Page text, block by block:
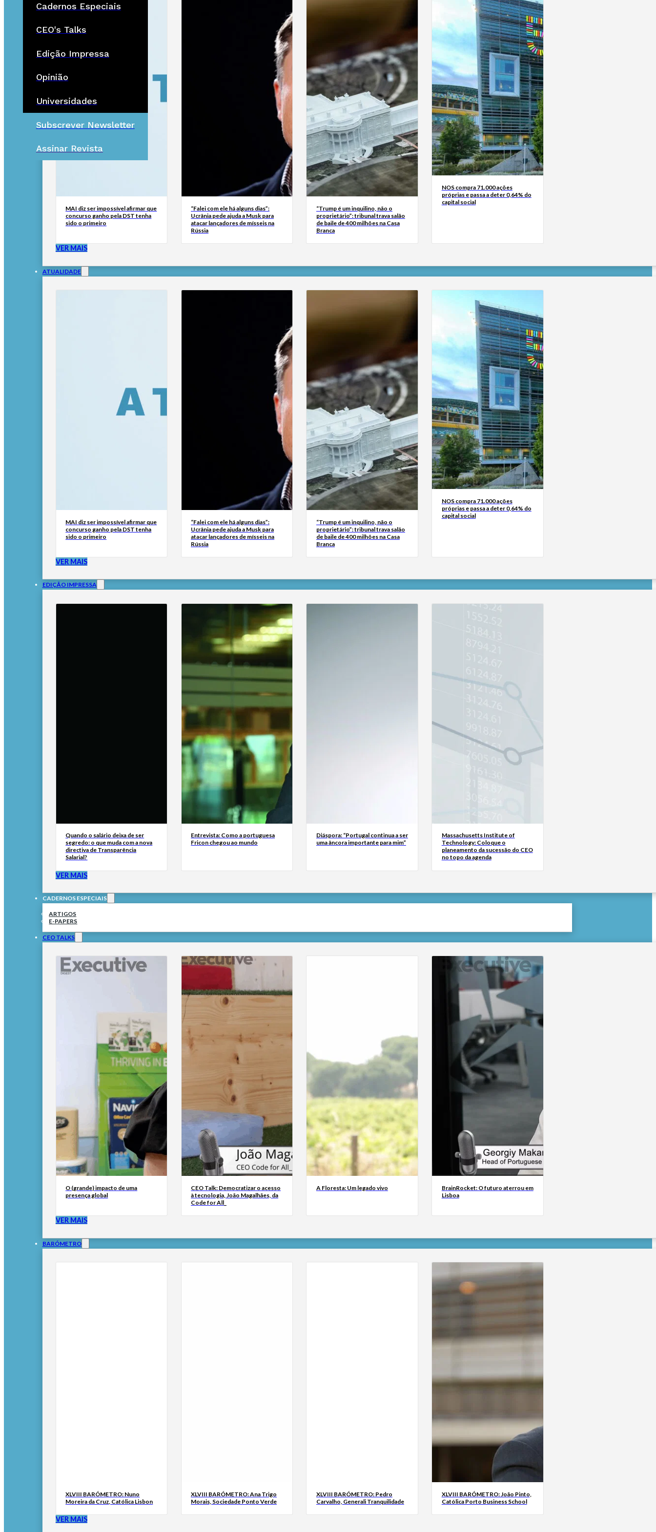
Cadernos Especiais
CEO's Talks
Edição Impressa
Opinião
Universidades
Subscrever Newsletter
Assinar Revista
MAI diz ser impossível afirmar que
concurso ganho pela DST tenha
sido o primeiro
“Falei com ele há alguns dias”:
Ucrânia pede ajuda a Musk para
atacar lançadores de mísseis na
Rússia
“Trump é um inquilino, não o
proprietário”: tribunal trava salão
de baile de 400 milhões na Casa
Branca
NOS compra 71.000 ações
próprias e passa a deter 0,64% do
capital social
VER MAIS
ATUALIDADE
MAI diz ser impossível afirmar que
concurso ganho pela DST tenha
sido o primeiro
“Falei com ele há alguns dias”:
Ucrânia pede ajuda a Musk para
atacar lançadores de mísseis na
Rússia
“Trump é um inquilino, não o
proprietário”: tribunal trava salão
de baile de 400 milhões na Casa
Branca
NOS compra 71.000 ações
próprias e passa a deter 0,64% do
capital social
VER MAIS
EDIÇÃO IMPRESSA
Quando o salário deixa de ser
segredo: o que muda com a nova
directiva de Transparência
Salarial?
Entrevista: Como a portuguesa
Fricon chegou ao mundo
Diáspora: “Portugal continua a ser
uma âncora importante para mim”
Massachusetts Institute of
Technology: Coloque o
planeamento da sucessão do CEO
no topo da agenda
VER MAIS
CADERNOS ESPECIAIS
ARTIGOS
E-PAPERS
CEO TALKS
O (grande) impacto de uma
presença global
CEO Talk: Democratizar o acesso
à tecnologia, João Magalhães, da
Code for All_
A Floresta: Um legado vivo
BrainRocket: O futuro aterrou em
Lisboa
VER MAIS
BARÓMETRO
XLVIII BARÓMETRO: Nuno
Moreira da Cruz, Católica Lisbon
XLVIII BARÓMETRO: Ana Trigo
Morais, Sociedade Ponto Verde
XLVIII BARÓMETRO: Pedro
Carvalho, Generali Tranquilidade
XLVIII BARÓMETRO: João Pinto,
Católica Porto Business School
VER MAIS